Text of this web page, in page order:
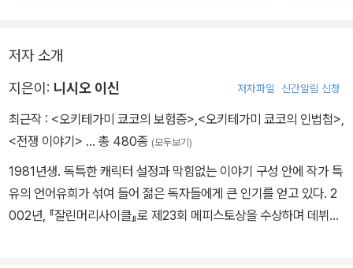
저자 소개
지은이: 니시오 이신 저자파일 신간알림 신청
최근작 : <오키테가미 쿄코의 보험증> <오키테가미 쿄코의 인법첩>
<전쟁 이야기> … 총 480종 (모두보기)
1981년생. 독특한 캐릭터 설정과 막힘없는 이야기 구성 안에 작가 특
유의 언어유희가 섞여 들어 젊은 독자들에게 큰 인기를 얻고 있다. 2
002년, 『잘린머리사이클』로 제23회 메피스토상을 수상하며 데뷔했